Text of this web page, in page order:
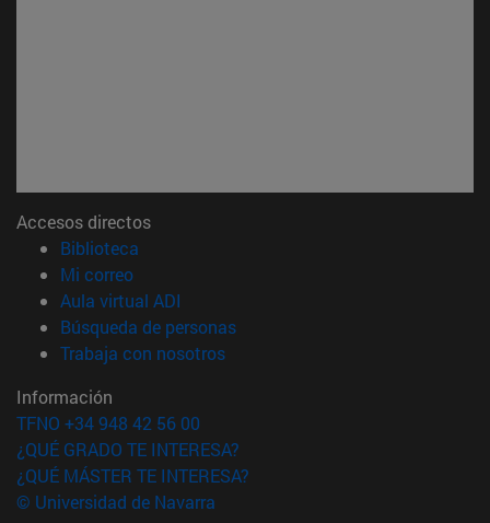
Accesos directos
Biblioteca
Mi correo(abre en nueva ventana)
Aula virtual ADI
Búsqueda de personas(abre en nueva ventana)
Trabaja con nosotros(abre en nueva ventana)
Información
TFNO +34 948 42 56 00
¿QUÉ GRADO TE INTERESA?
¿QUÉ MÁSTER TE INTERESA?
© Universidad de Navarra